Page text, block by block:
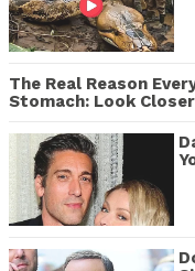
The Real Reason
Stomach: Look Closer